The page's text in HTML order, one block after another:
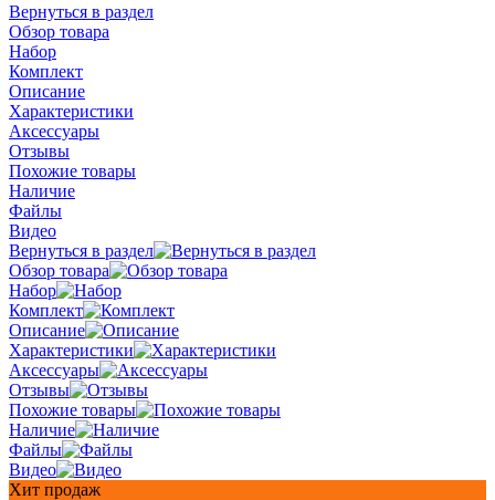
Вернуться в раздел
Обзор товара
Набор
Комплект
Описание
Характеристики
Аксессуары
Отзывы
Похожие товары
Наличие
Файлы
Видео
Вернуться в раздел
Обзор товара
Набор
Комплект
Описание
Характеристики
Аксессуары
Отзывы
Похожие товары
Наличие
Файлы
Видео
Хит продаж